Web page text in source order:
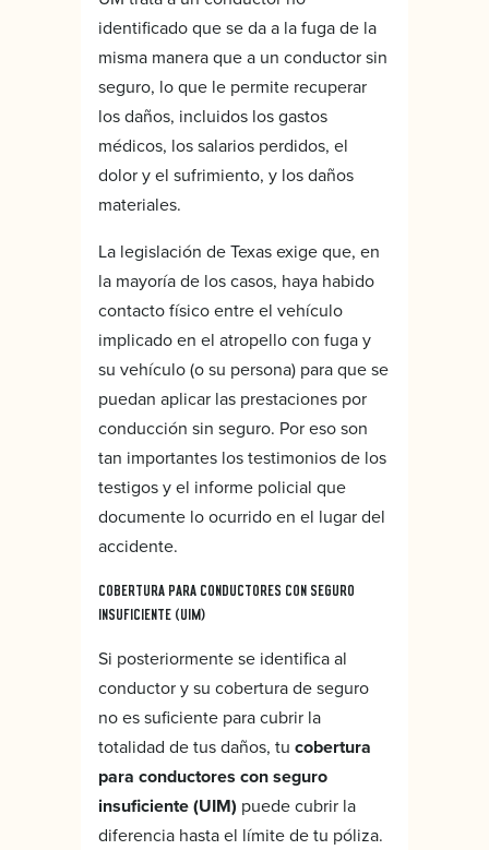
identificado que se da a la fuga de la
misma manera que a un conductor sin
seguro, lo que le permite recuperar
los daños, incluidos los gastos
médicos, los salarios perdidos, el
dolor y el sufrimiento, y los daños
materiales.
La legislación de Texas exige que, en
la mayoría de los casos, haya habido
contacto físico entre el vehículo
implicado en el atropello con fuga y
su vehículo (o su persona) para que se
puedan aplicar las prestaciones por
conducción sin seguro. Por eso son
tan importantes los testimonios de los
testigos y el informe policial que
documente lo ocurrido en el lugar del
accidente.
COBERTURA PARA CONDUCTORES CON SEGURO
INSUFICIENTE (UIM)
Si posteriormente se identifica al
conductor y su cobertura de seguro
no es suficiente para cubrir la
totalidad de tus daños, tu cobertura
para conductores con seguro
insuficiente (UIM) puede cubrir la
diferencia hasta el límite de tu póliza.